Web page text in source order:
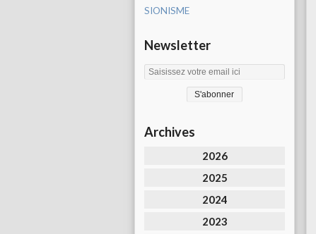
SIONISME
Newsletter
Archives
2026
2025
2024
2023